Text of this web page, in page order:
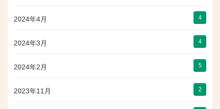
2024年4月 4
2024年3月 4
2024年2月 5
2023年11月 2